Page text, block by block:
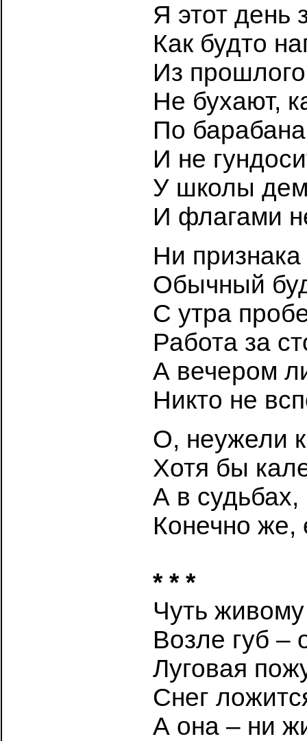
Я этот день
Как будто
Из
Не бухают,
По
И не
У школы
И флагами
Ни
Обычный
С утра
Работа за
А вечером
Никто не
О, неужели
Хотя бы
А в судьбах,
Конечно
* * *
Чуть
Возле губ –
Луговая
Снег
А она – ни